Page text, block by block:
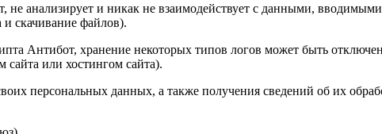
анализирует и никак не взаимодействует с данными,
и скачивание файлов).
Антибот, хранение некоторых типов логов может быть
или хостингом сайта).
персональных данных, а также получения сведений об их